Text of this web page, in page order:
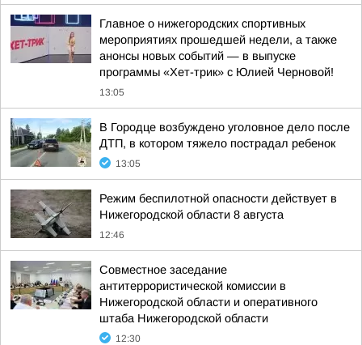
Главное о нижегородских спортивных
мероприятиях прошедшей недели, а также
анонсы новых событий — в выпуске
программы «Хет-трик» с Юлией Черновой!
13:05
В Городце возбуждено уголовное дело после
ДТП, в котором тяжело пострадал ребенок
13:05
Режим беспилотной опасности действует в
Нижегородской области 8 августа
12:46
Совместное заседание
антитеррористической комиссии в
Нижегородской области и оперативного
штаба Нижегородской области
12:30